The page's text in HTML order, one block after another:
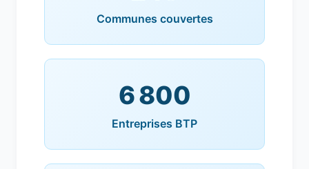
Communes couvertes
6 800
Entreprises BTP